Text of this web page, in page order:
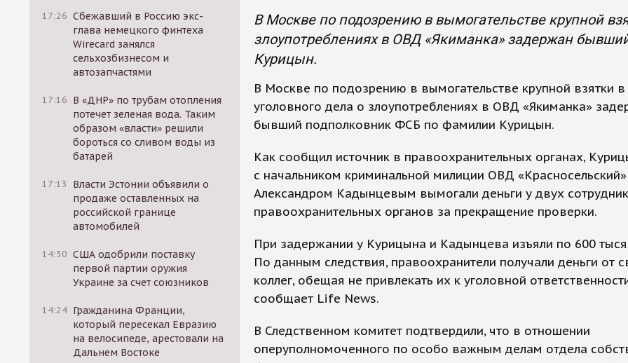
17:26 Сбежавший в Россию экс-
глава немецкого финтеха
Wirecard занялся
сельхозбизнесом и
автозапчастями
17:16 В «ДНР» по трубам отопления
потечет зеленая вода. Таким
образом «власти» решили
бороться со сливом воды из
батарей
17:13
Власти Эстонии объявили о
продаже оставленных на
российской границе
автомобилей
14:30 США одобрили поставку
первой партии оружия
Украине за счет союзников
14:24 Гражданина Франции,
который пересекал Евразию
на велосипеде, арестовали на
Дальнем Востоке
В Москве по подозрению в вымогательстве крупной
злоупотреблениях в ОВД «Якиманка» задержан
Курицын.
В Москве по подозрению в вымогательстве крупной взятки
уголовного дела о злоупотреблениях в ОВД «Якиманка»
бывший подполковник ФСБ по фамилии Курицын.
Как сообщил источник в правоохранительных органах,
с начальником криминальной милиции ОВД «Красносельский»
Александром Кадынцевым вымогали деньги у двух
правоохранительных органов за прекращение проверки.
При задержании у Курицына и Кадынцева изъяли по 600
По данным следствия, правоохранители получали деньги от
коллег, обещая не привлекать их к уголовной
сообщает Life News.
В Следственном комитет подтвердили, что в отношении
оперуполномоченного по особо важным делам отдела